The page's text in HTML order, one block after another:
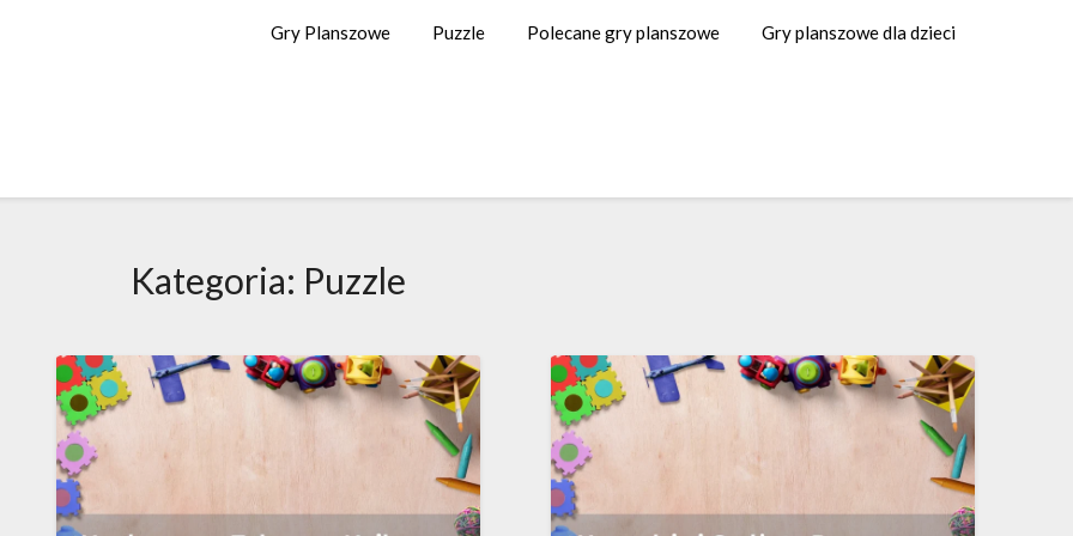
Gry Planszowe Puzzle Polecane gry planszowe Gry planszowe dla dzieci
Kategoria: Puzzle